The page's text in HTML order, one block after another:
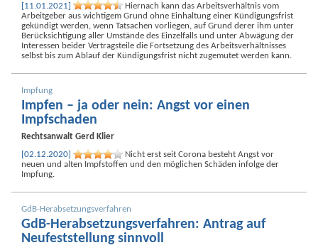
[11.01.2021]
Hiernach kann das Arbeits­verhältnis vom
Arbeitgeber aus wichtigem Grund ohne Einhaltung einer Kündigungs­frist
gekündigt werden, wenn Tatsachen vorliegen, auf Grund derer ihm unter
Berücksichtigung aller Umstände des Einzelfalls und unter Abwägung der
Interessen beider Vertrags­teile die Fortsetzung des Arbeits­verhältnisses
selbst bis zum Ablauf der Kündigungs­frist nicht zugemutet werden kann.
Impfung
Impfen – ja oder nein: Angst vor einen
Impfschaden
Rechtsanwalt Gerd Klier
[02.12.2020]
Nicht erst seit Corona besteht Angst vor
neuen und alten Impfstoffen und den möglichen Schäden infolge der
Impfung.
GdB-Herab­setzungs­verfahren
GdB-Herab­setzungs­verfahren: Antrag auf
Neu­feststellung sinnvoll